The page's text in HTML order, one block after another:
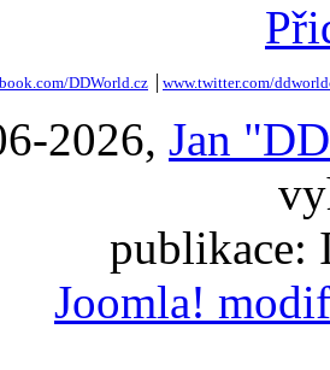
DDWorld.cz www.twitter.com/
2026, Jan
publikace:
Joomla!